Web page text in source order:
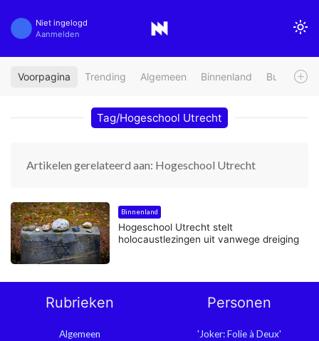
Niet ingelogd
Aanmelden
Voorpagina Trending Algemeen Binnenland Buitenland
Tag/Hogeschool Utrecht
Artikelen gerelateerd aan: Hogeschool Utrecht
Binnenland
Hogeschool Utrecht stelt
holocaustlezingen uit vanwege dreiging
Rubrieken
Algemeen
Personen
'Joker: Folie à Deux'